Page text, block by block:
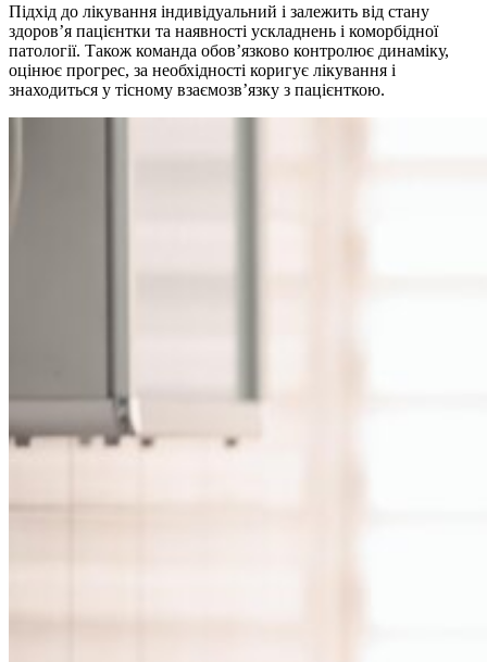
Підхід до лікування індивідуальний і залежить від стану
здоров’я пацієнтки та наявності ускладнень і коморбідної
патології. Також команда обов’язково контролює динаміку,
оцінює прогрес, за необхідності коригує лікування і
знаходиться у тісному взаємозв’язку з пацієнткою.